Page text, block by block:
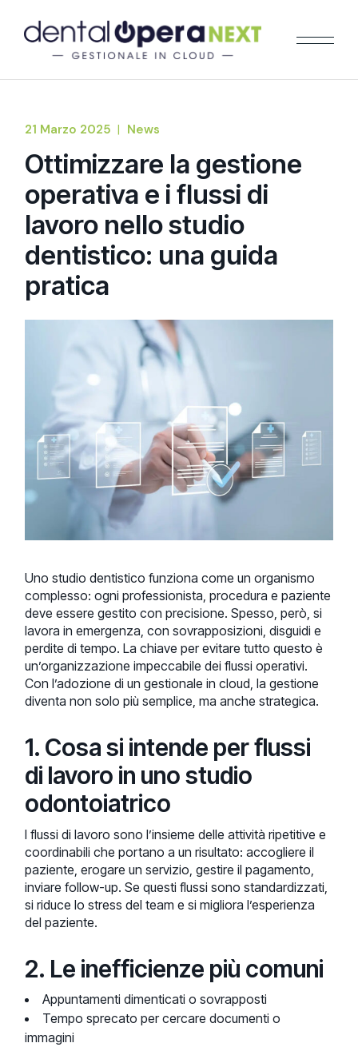
21 Marzo 2025 News
Ottimizzare la gestione
operativa e i flussi di
lavoro nello studio
dentistico: una guida
pratica
Uno studio dentistico funziona come un organismo
complesso: ogni professionista, procedura e paziente
deve essere gestito con precisione. Spesso, però, si
lavora in emergenza, con sovrapposizioni, disguidi e
perdite di tempo. La chiave per evitare tutto questo è
un’organizzazione impeccabile dei flussi operativi.
Con l’adozione di un gestionale in cloud, la gestione
diventa non solo più semplice, ma anche strategica.
1. Cosa si intende per flussi
di lavoro in uno studio
odontoiatrico
I flussi di lavoro sono l’insieme delle attività ripetitive e
coordinabili che portano a un risultato: accogliere il
paziente, erogare un servizio, gestire il pagamento,
inviare follow-up. Se questi flussi sono standardizzati,
si riduce lo stress del team e si migliora l’esperienza
del paziente.
2. Le inefficienze più comuni
Appuntamenti dimenticati o sovrapposti
Tempo sprecato per cercare documenti o
immagini